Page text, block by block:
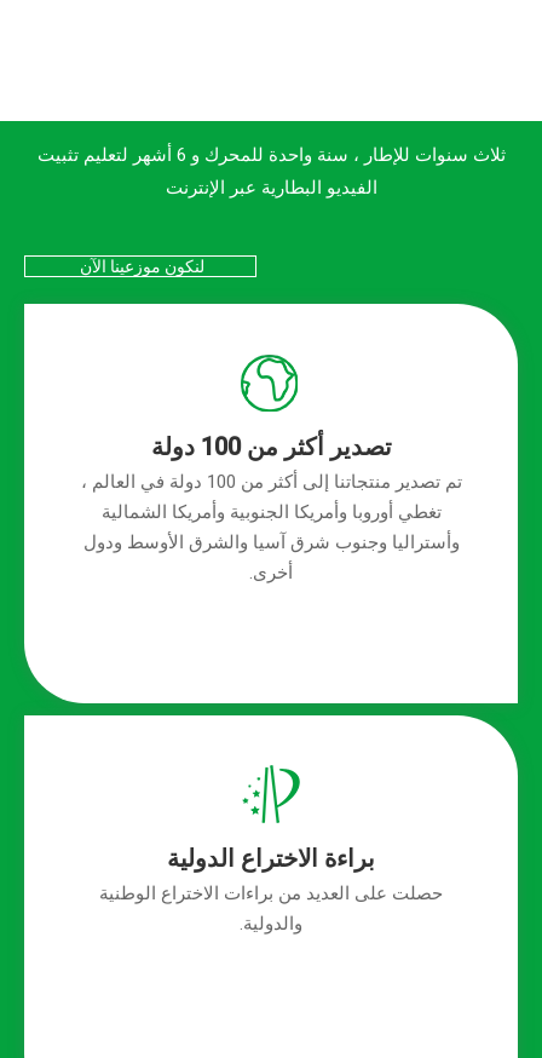
ثلاث سنوات للإطار ، سنة واحدة للمحرك و 6 أشهر لتعليم تثبيت
الفيديو البطارية عبر الإنترنت
لنكون موزعينا الآن
تصدير أكثر من 100 دولة
تم تصدير منتجاتنا إلى أكثر من 100 دولة في العالم ،
تغطي أوروبا وأمريكا الجنوبية وأمريكا الشمالية
وأستراليا وجنوب شرق آسيا والشرق الأوسط ودول
أخرى.
براءة الاختراع الدولية
حصلت على العديد من براءات الاختراع الوطنية
والدولية.